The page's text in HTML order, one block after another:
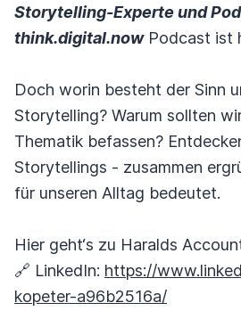
Storytelling-Experte und
think.digital.nowPodcast ist
Doch worin besteht der Sinn
Storytelling? Warum sollten
Thematik befassen?
Storytellings - zusammen
für unseren Alltag bedeutet.
Hier geht‘s zu Haralds
🔗 LinkedIn: https://
kopeter-a96b2516a/